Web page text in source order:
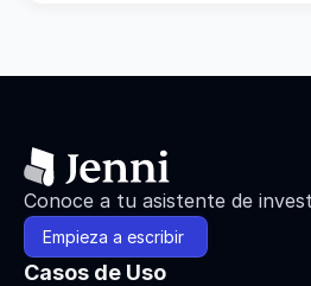
Conoce a tu asistente de
Empieza a escribir
Casos de Uso